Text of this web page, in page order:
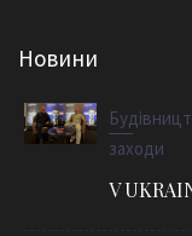
Новини
заходи
V